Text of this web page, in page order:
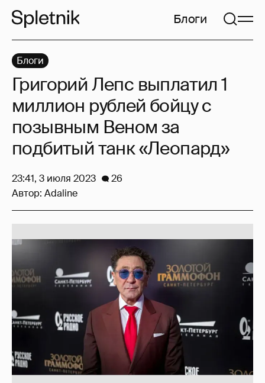
Блоги
Блоги
Григорий Лепс выплатил 1
миллион рублей бойцу с
позывным Веном за
подбитый танк «Леопард»
23:41, 3 июля 2023
26
Автор: Adaline